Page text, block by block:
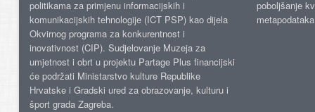
politikama za primjenu informacijskih i
komunikacijskih tehnologije (ICT PSP) kao dijela
Okvirnog programa za konkurentnost i
inovativnost (CIP). Sudjelovanje Muzeja za
umjetnost i obrt u projektu Partage Plus financijski
će podržati Ministarstvo kulture Republike
Hrvatske i Gradski ured za obrazovanje, kulturu i
šport grada Zagreba.
poboljšanje